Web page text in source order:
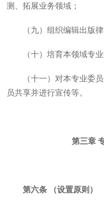
测、拓展业务领域；
（九）组织编辑出版
（十）培育本领域专业
（十一）对本专业委
员共享并进行宣传等。
第三章
第六条 （设置原则）